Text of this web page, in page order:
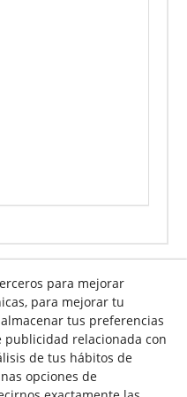
para mejorar
para mejorar tu
tus preferencias
publicidad relacionada con
de tus hábitos de
opciones de